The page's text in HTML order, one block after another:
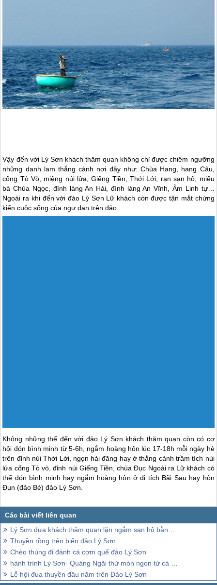
Vậy đến với Lý Sơn khách thăm quan không chỉ được chiêm ngưỡng
những danh lam thắng cảnh nơi đây như: Chùa Hang, hang Câu,
cổng Tò Vò, miệng núi lửa, Giếng Tiền, Thới Lới, rạn san hô, miếu
bà Chúa Ngọc, đình làng An Hải, đình làng An Vĩnh, Âm Linh tự…
Ngoài ra khi đến vớiđảo Lý Sơn Lữ khách còn được tận mắt chứng
kiến cuộc sống của ngư dan trên đảo.
Không những thế đến với đảo Lý Sơn khách thăm quan còn có cơ
hội đón bình minh từ 5-6h, ngắm hoàng hôn lúc 17-18h mỗi ngày hè
trên đỉnh núi Thới Lới, ngọn hải đăng hay ở thắng cảnh trầm tích núi
lửa cổng Tò vò, đỉnh núi Giếng Tiền, chùa Đục Ngoài ra Lữ khách có
thể đón bình minh hay ngắm hoàng hôn ở di tích Bãi Sau hay hòn
Đụn (đảo Bé)đảo Lý Sơn
Lý Sơn đưa khách thăm quan lặn ngắm san hô bằng thuyền thúng ở đảo Bé
Thuyền rồng trên biển đảo Lý Sơn
Chèo thúng đi đánh cá cơm quế đảo Lý Sơn
hành trình Lý Sơn- Quảng Ngãi thử món ngon từ cá thửng
Lễ hội đua thuyền đầu năm trên Đảo Lý Sơn